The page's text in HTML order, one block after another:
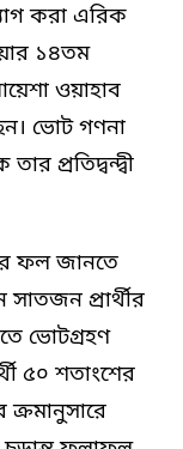
করা এরিক
১৪তম
ওয়াহাব
ভোট গণনা
প্রতিদ্বন্দ্বী
ফল জানতে
প্রার্থীর
ভোটগ্রহণ
৫০ শতাংশের